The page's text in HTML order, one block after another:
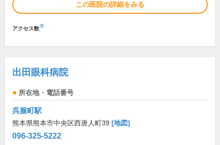
この医院の詳細をみる
アクセス数※
出田眼科病院
所在地・電話番号
呉服町駅
熊本県熊本市中央区西唐人町39 [地図]
096-325-5222